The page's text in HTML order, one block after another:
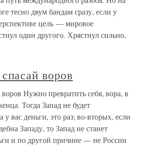
тесно двум бандам сразу, если у
цель — мировое
один другого. Хрястнул сильно,
воров
Нужно превратить себя, вора, в
Тогда Запад не будет
у вас деньги, это раз; во-вторых, если
Западу, то Запад не станет
и по другой причине — не России